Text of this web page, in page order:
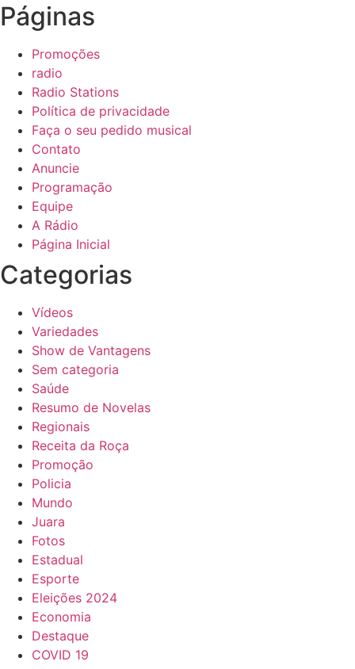
Páginas
Promoções
radio
Radio Stations
Política de privacidade
Faça o seu pedido musical
Contato
Anuncie
Programação
Equipe
A Rádio
Página Inicial
Categorias
Vídeos
Variedades
Show de Vantagens
Sem categoria
Saúde
Resumo de Novelas
Regionais
Receita da Roça
Promoção
Policia
Mundo
Juara
Fotos
Estadual
Esporte
Eleições 2024
Economia
Destaque
COVID 19